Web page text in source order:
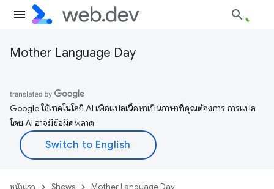
Mother Language Day
Google ใช้เทคโนโลยี AI เพื่อแปลเนื้อหาเป็นภาษาที่คุณต้องการ การแปล
โดย AI อาจมีข้อผิดพลาด
หน้าแรก Shows Mother Language Day